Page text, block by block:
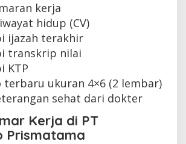
kerja
hidup (CV)
ijazah terakhir
transkrip nilai
KTP
terbaru ukuran 4×6 (2 lembar)
sehat dari dokter
Kerja di PT
Prismatama